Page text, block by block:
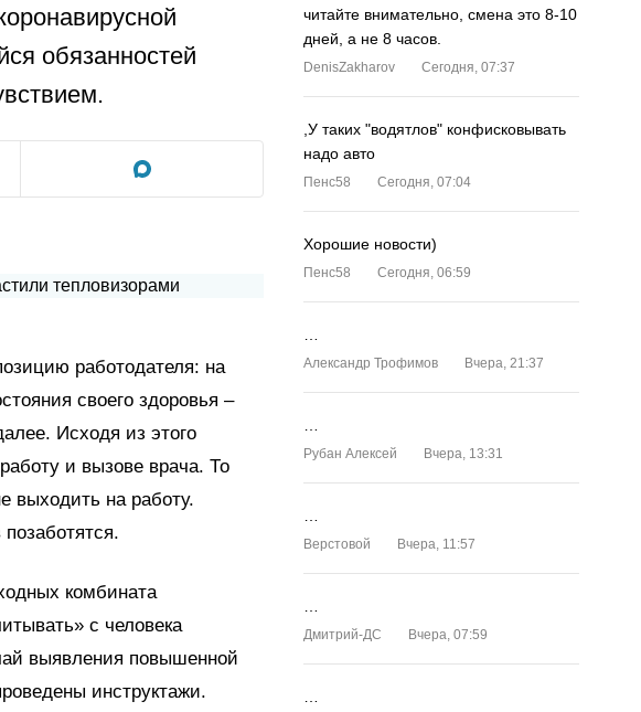
обязанностей
работодателя: на
своего здоровья –
Исходя из этого
и вызове врача. То
выходить на работу.
комбината
с человека
выявления повышенной
инструктажи.
читайте внимательно, смена это 8-10
дней, а не 8 часов.
DenisZakharov Сегодня, 07:37
,У таких "водятлов" конфисковывать
надо авто
Пенс58 Сегодня, 07:04
Хорошие новости)
Пенс58 Сегодня, 06:59
Александр Трофимов Вчера, 21:37
Рубан Алексей Вчера, 13:31
Верстовой Вчера, 11:57
Дмитрий-ДС Вчера, 07:59